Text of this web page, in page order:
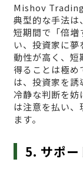
Mishov
典型的な手法は
短期間で「倍増
い、投資家に
動性が高く、短
得ることは極め
は、投資家を誘
冷静な判断を妨
は注意を払い
ます。
5. サポ